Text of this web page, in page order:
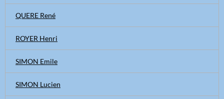
QUERE René
ROYER Henri
SIMON Emile
SIMON Lucien